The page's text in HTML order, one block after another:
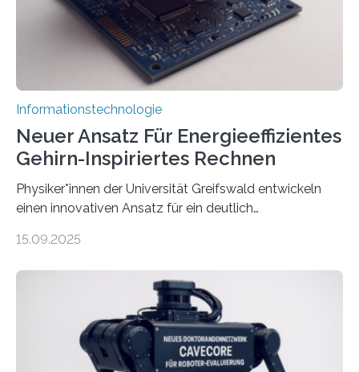
und Mimik im Einklang sind…
Informationstechnologie
Neuer Ansatz Für Energieeffizientes
Gehirn-Inspiriertes Rechnen
Physiker*innen der Universität Greifswald entwickeln
einen innovativen Ansatz für ein deutlich
Lösungsweg ist inspiriert vom menschlichen Gehirn. Die
stellt die heutige Computertechnik vor
Herausforderungen. Herkömmliche Silizium-
Prozessoren stoßen an ihre Grenzen: Sie verbrauchen
viel Energie, die Speicher- und Verarbeitungseinheiten
sind voneinander getrennt und die Datenübertragung
15.09.2025